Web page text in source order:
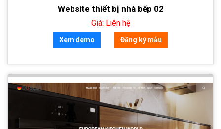
Website thiết bị nhà bếp 02
Giá: Liên hệ
Xem demo Đăng ký mẫu